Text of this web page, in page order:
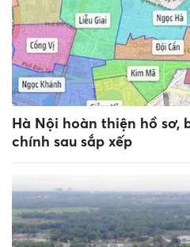
Hà Nội hoàn thiện hồ sơ,
chính sau sắp xếp